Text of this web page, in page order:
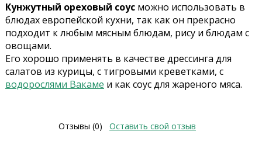
Кунжутный ореховый соусможно использовать в
блюдах европейской кухни, так как он прекрасно
подходит к любым мясным блюдам, рису и блюдам с
овощами.
Его хорошо применять в качестве дрессинга для
салатов из курицы, с тигровыми креветками, с
водорослями Вакаме и как соус для жареного мяса.
Отзывы (0) Оставить свой отзыв